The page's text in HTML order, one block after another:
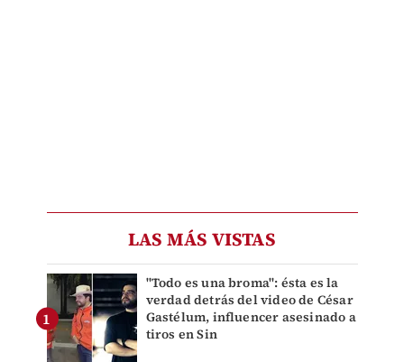
LAS MÁS VISTAS
"Todo es una broma": ésta es la
verdad detrás del video de César
Gastélum, influencer asesinado a
tiros en Sin